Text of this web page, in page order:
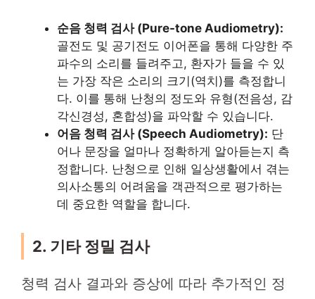
순음 청력 검사 (Pure-tone Audiometry):
골전도 및 공기전도 이어폰을 통해 다양한 주
파수의 소리를 들려주고, 환자가 들을 수 있
는 가장 작은 소리의 크기(역치)를 측정합니
다. 이를 통해 난청의 정도와 유형(전음성, 감
각신경성, 혼합성)을 파악할 수 있습니다.
어음 청력 검사 (Speech Audiometry): 단
어나 문장을 얼마나 정확하게 알아듣는지 측
정합니다. 난청으로 인해 일상생활에서 겪는
의사소통의 어려움을 객관적으로 평가하는
데 중요한 역할을 합니다.
2. 기타 정밀 검사
청력 검사 결과와 증상에 따라 추가적인 정